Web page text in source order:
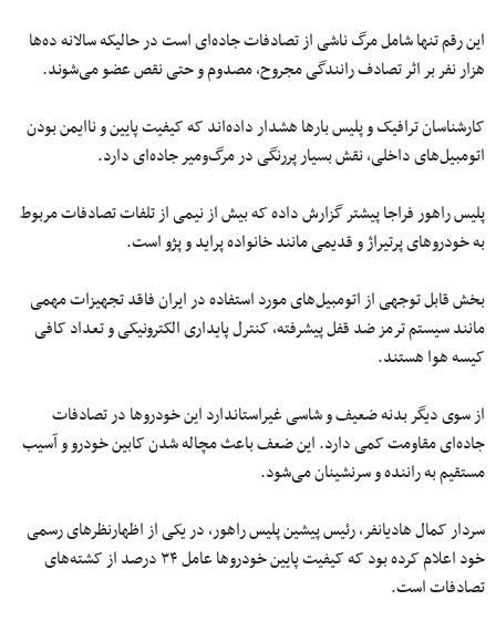
این رقم تنها شامل مرگ ناشی از تصادفات جاده‌ای است در حالیکه سالانه ده‌ها
هزار نفر بر اثر تصادف رانندگی مجروح، مصدوم و حتی نقص عضو می‌شوند.
کارشناسان ترافیک و پلیس بارها هشدار داده‌اند که کیفیت پایین و ناایمن بودن
اتومبیل‌های داخلی، نقش بسیار پررنگی در مرگ‌ومیر جاده‌ای دارد.
پلیس راهور فراجا پیشتر گزارش داده که بیش از نیمی از تلفات تصادفات مربوط
به خودروهای پرتیراژ و قدیمی مانند خانواده پراید و پژو است.
بخش قابل توجهی از اتومبیل‌های مورد استفاده در ایران فاقد تجهیزات مهمی
مانند سیستم ترمز ضد قفل پیشرفته، کنترل پایداری الکترونیکی و تعداد کافی
کیسه هوا هستند.
از سوی دیگر بدنه ضعیف و شاسی غیراستاندارد این خودروها در تصادفات
جاده‌ای مقاومت کمی دارد. این ضعف باعث مچاله شدن کابین خودرو و آسیب
مستقیم به راننده و سرنشینان می‌شود.
سردار کمال هادیانفر، رئیس پیشین پلیس راهور، در یکی از اظهارنظرهای رسمی
خود اعلام کرده بود که کیفیت پایین خودروها عامل ۳۴ درصد از کشته‌های
تصادفات است.